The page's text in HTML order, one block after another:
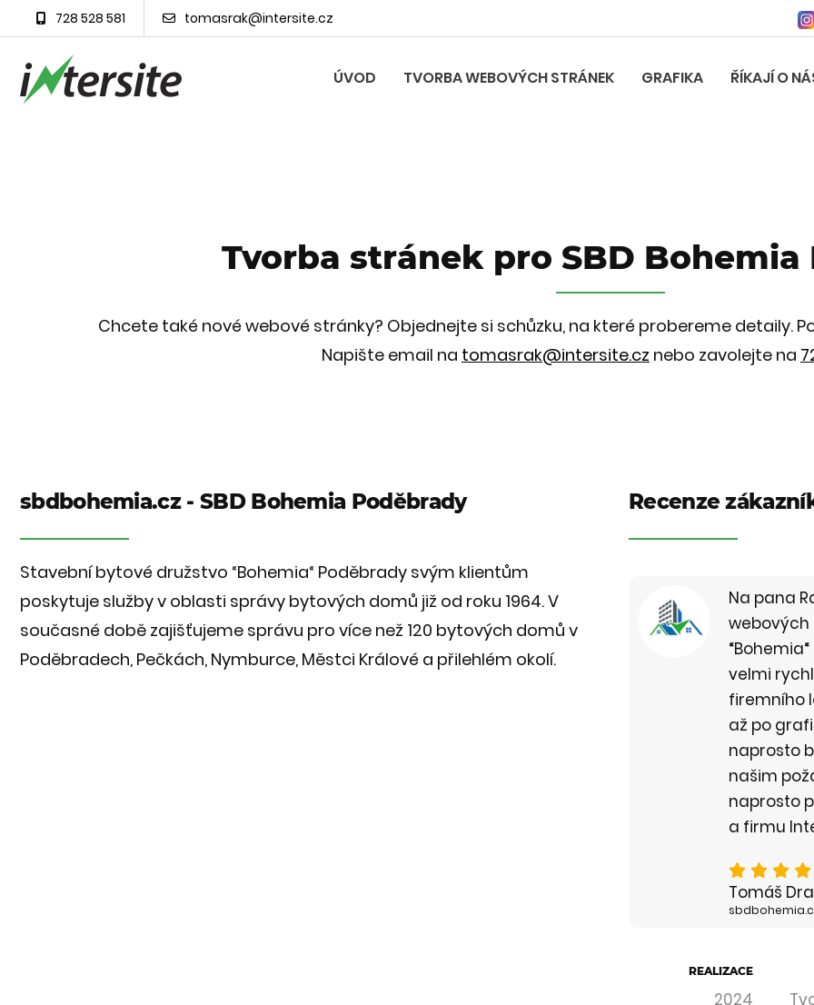
728 528 581 tomasrak@intersite.cz
ÚVOD TVORBA WEBOVÝCH STRÁNEK GRAFIKA ŘÍKAJÍ O
Tvorba stránek pro SBD Bohemia
Chcete také nové webové stránky? Objednejte si schůzku, na které probereme detaily.
Napište email na tomasrak@intersite.cz nebo zavolejte na
sbdbohemia.cz - SBD Bohemia Poděbrady
Stavební bytové družstvo “Bohemia“ Poděbrady svým klientům
poskytuje služby v oblasti správy bytových domů již od roku 1964. V
současné době zajišťujeme správu pro více než 120 bytových domů v
Poděbradech, Pečkách, Nymburce, Městci Králové a přilehlém okolí.
Recenze
Na pana
webových
velmi
firemního
až po
naprosto
našim
naprosto
a firmu
Tomáš
REALIZACE
2024